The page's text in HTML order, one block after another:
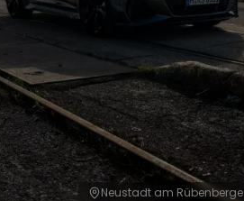
Neustadt am Rübenberge